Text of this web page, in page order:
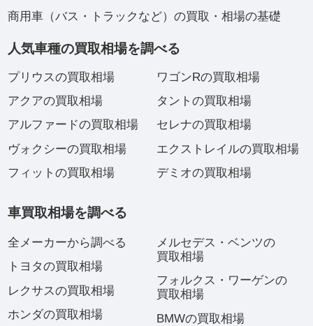
商用車（バス・トラックなど）の買取・相場の基礎
人気車種の買取相場を調べる
プリウスの買取相場
アクアの買取相場
アルファードの買取相場
ヴォクシーの買取相場
フィットの買取相場
ワゴンRの買取相場
タントの買取相場
セレナの買取相場
エクストレイルの買取相場
デミオの買取相場
車買取相場を調べる
全メーカーから調べる
トヨタの買取相場
レクサスの買取相場
ホンダの買取相場
メルセデス・ベンツの
買取相場
フォルクス・ワーゲンの
買取相場
BMWの買取相場